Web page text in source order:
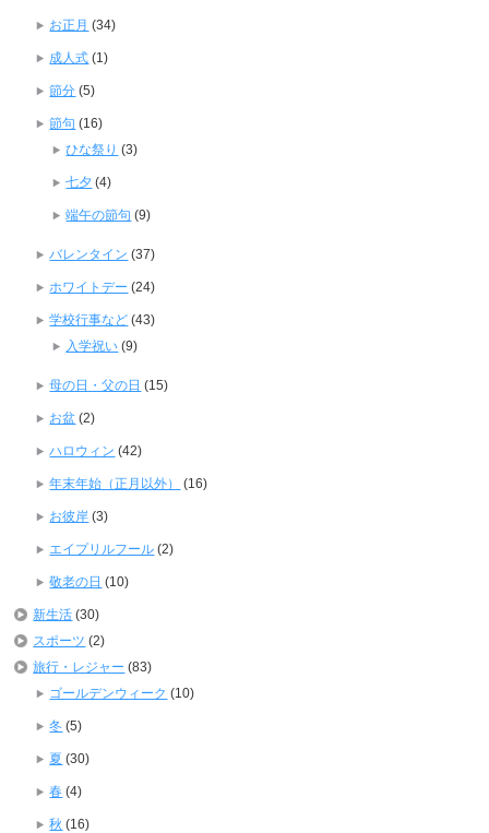
お正月 (34)
成人式 (1)
節分 (5)
節句 (16)
ひな祭り (3)
七夕 (4)
端午の節句 (9)
バレンタイン (37)
ホワイトデー (24)
学校行事など (43)
入学祝い (9)
母の日・父の日 (15)
お盆 (2)
ハロウィン (42)
年末年始（正月以外） (16)
お彼岸 (3)
エイプリルフール (2)
敬老の日 (10)
新生活 (30)
スポーツ (2)
旅行・レジャー (83)
ゴールデンウィーク (10)
冬 (5)
夏 (30)
春 (4)
秋 (16)